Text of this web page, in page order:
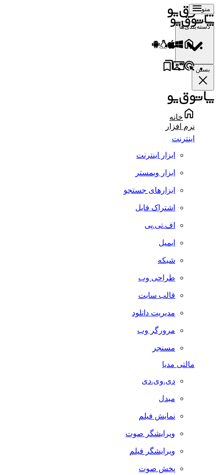
منو
دسته‌بندی‌ها
بستن
خانه
نرم افزار
اینترنت
ابزار اینترنت
ابزار وبمستر
ابزارهای جستجو
اشتراک فایل
اف.تی.پی
ایمیل
شبکه
طراحی وب
قالب سایت
مدیریت دانلود
مرورگر وب
مسنجر
مالتی مدیا
دی.وی.دی
مبدل
نمایش فیلم
ویرایشگر صوت
ویرایشگر فیلم
پخش صوت